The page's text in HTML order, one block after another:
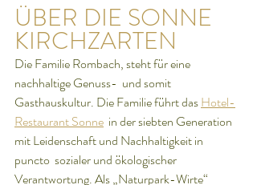
ÜBER DIE SONNE
KIRCHZARTEN
Die Familie Rombach, steht für eine
nachhaltige Genuss-  und somit
Gasthauskultur. Die Familie führt das Hotel-
Restaurant Sonne
  in der siebten Generation
mit Leidenschaft und Nachhaltigkeit in
puncto  sozialer und ökologischer
Verantwortung. Als „Naturpark-Wirte“